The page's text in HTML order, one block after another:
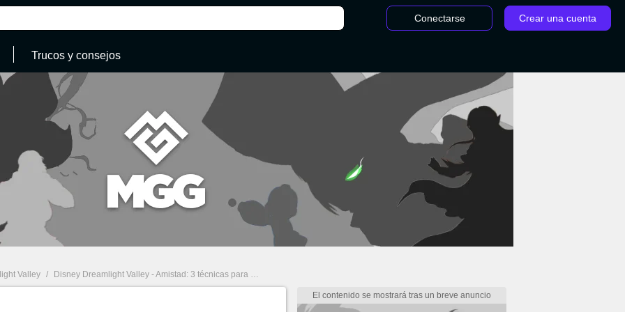
Conectarse Crear una cuenta
Trucos y consejos
Valley / Disney Dreamlight Valley - Amistad: 3 técnicas para subir de nivel fácilmente a los personajes